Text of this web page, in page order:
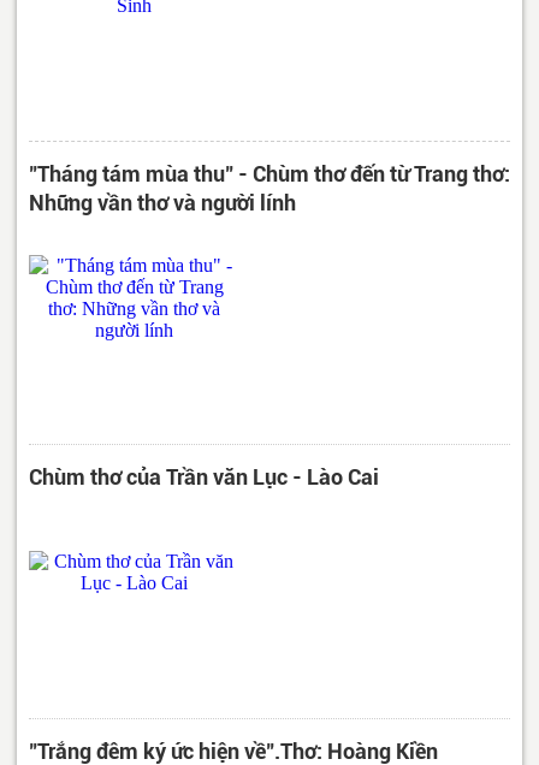
"Tháng tám mùa thu" - Chùm thơ đến từ Trang thơ:
Những vần thơ và người lính
Chùm thơ của Trần văn Lục - Lào Cai
"Trắng đêm ký ức hiện về".Thơ: Hoàng Kiền